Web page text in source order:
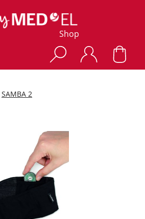
Shop
SAMBA 2